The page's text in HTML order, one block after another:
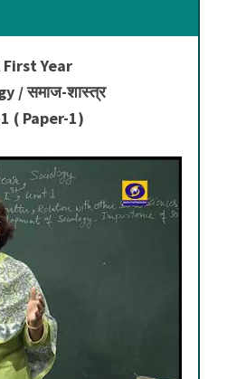
First Year
/ समाज-शास्त्र
( Paper-1)